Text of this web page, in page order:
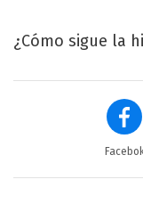
¿Cómo sigue la